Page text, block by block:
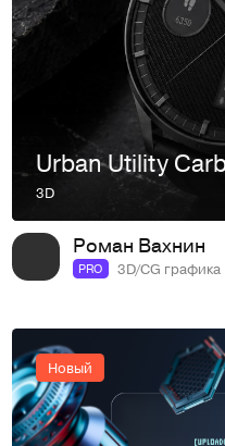
3D
Роман Вахнин
PRO 3D/CG графика
Новый